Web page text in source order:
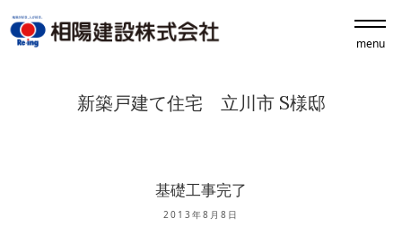
menu
新築戸建て住宅 立川市 S様邸
基礎工事完了
2013年8月8日